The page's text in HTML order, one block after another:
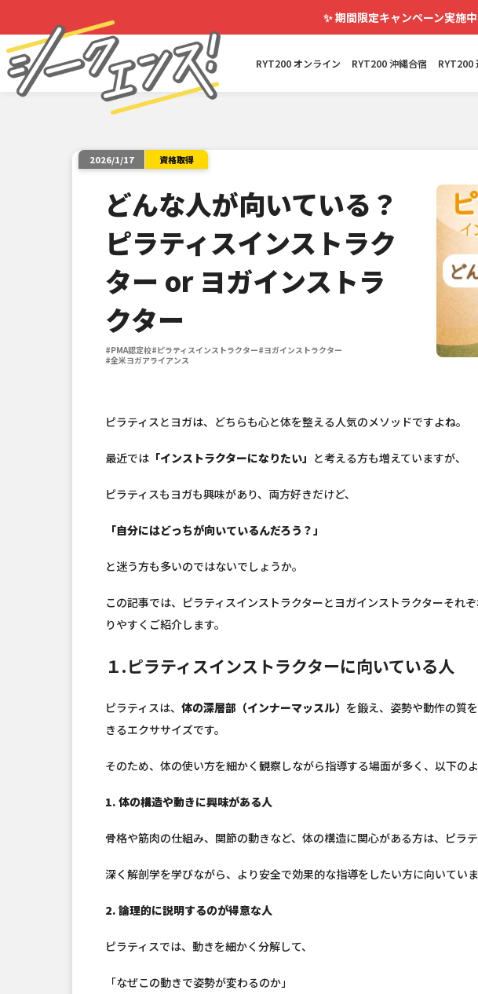
✨期間限定キャンペーン実施中
RYT200 オンライン RYT200 沖縄合宿 RYT200
2026/1/17 資格取得
どんな人が向いている？
ピラティスインストラク
ター or ヨガインストラ
クター
#PMA認定校#ピラティスインストラクター#ヨガインストラクター
#全米ヨガアライアンス
ピラティスとヨガは、どちらも心と体を整える人気のメソッドですよね。
最近では 「インストラクターになりたい」 と考える方も増えていますが、
ピラティスもヨガも興味があり、両方好きだけど、
「自分にはどっちが向いているんだろう？」
と迷う方も多いのではないでしょうか。
この記事では、ピラティスインストラクターとヨガインストラクターそれ
りやすくご紹介します。
１.ピラティスインストラクターに向いている人
ピラティスは、 体の深層部（インナーマッスル） を鍛え、姿勢や動作の質を
きるエクササイズです。
そのため、体の使い方を細かく観察しながら指導する場面が多く、以下の
1. 体の構造や動きに興味がある人
骨格や筋肉の仕組み、関節の動きなど、体の構造に関心がある方は、ピラ
深く解剖学を学びながら、より安全で効果的な指導をしたい方に向いていま
2. 論理的に説明するのが得意な人
ピラティスでは、動きを細かく分解して、
「なぜこの動きで姿勢が変わるのか」